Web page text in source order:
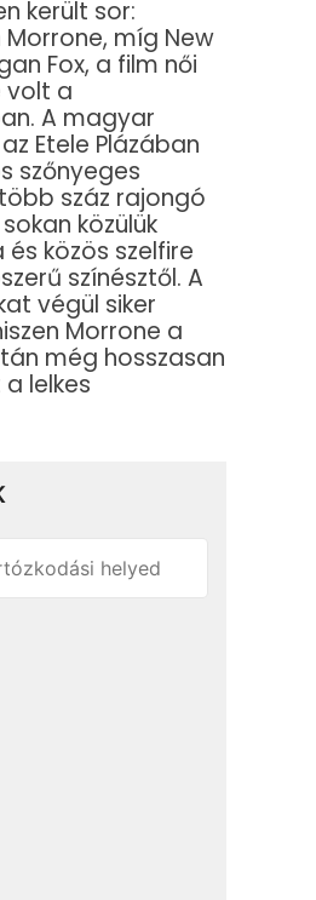
került sor:
míg New
Fox, a film női
volt a
A magyar
Etele Plázában
szőnyeges
száz rajongó
közülük
közös szelfire
színésztől. A
végül siker
Morrone a
még hosszasan
lelkes